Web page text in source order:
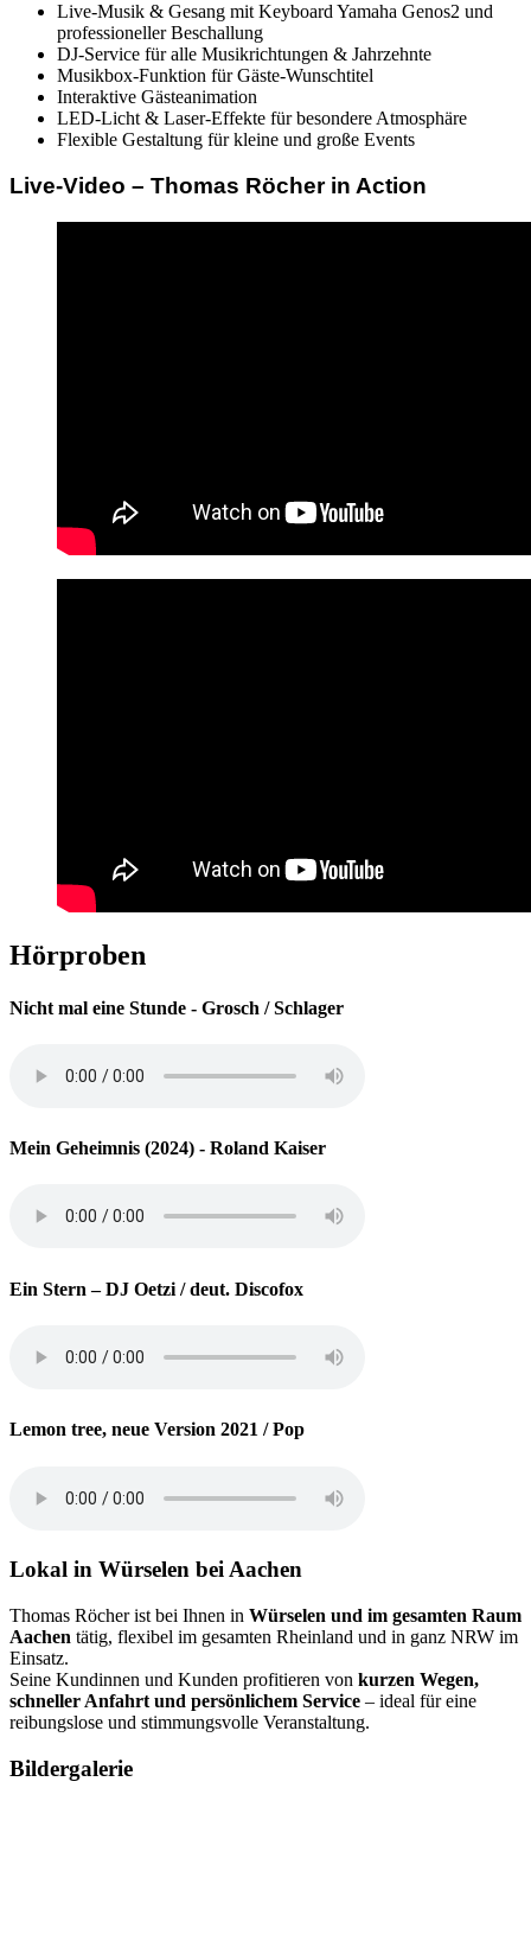
Live-Musik & Gesang mit Keyboard Yamaha Genos2 und
professioneller Beschallung
DJ-Service für alle Musikrichtungen & Jahrzehnte
Musikbox-Funktion für Gäste-Wunschtitel
Interaktive Gästeanimation
LED-Licht & Laser-Effekte für besondere Atmosphäre
Flexible Gestaltung für kleine und große Events
Live-Video – Thomas Röcher in Action
Hörproben
Nicht mal eine Stunde - Grosch / Schlager
Mein Geheimnis (2024) - Roland Kaiser
Ein Stern – DJ Oetzi / deut. Discofox
Lemon tree, neue Version 2021 / Pop
Lokal in Würselen bei Aachen
Thomas Röcher ist bei Ihnen in Würselen und im gesamten Raum
Aachen tätig, flexibel im gesamten Rheinland und in ganz NRW im
Einsatz.
Seine Kundinnen und Kunden profitieren von kurzen Wegen,
schneller Anfahrt und persönlichem Service – ideal für eine
reibungslose und stimmungsvolle Veranstaltung.
Bildergalerie